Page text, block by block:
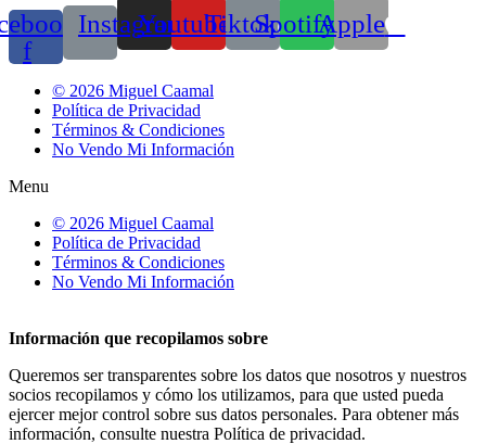
f
Instagram
YoutubeTiktokSpotifyApple
© 2026 Miguel Caamal
Política de Privacidad
Términos & Condiciones
No Vendo Mi Información
Menu
© 2026 Miguel Caamal
Política de Privacidad
Términos & Condiciones
No Vendo Mi Información
Información que recopilamos sobre
Queremos ser transparentes sobre los datos que nosotros y nuestros
socios recopilamos y cómo los utilizamos, para que usted pueda
ejercer mejor control sobre sus datos personales. Para obtener más
información, consulte nuestra Política de privacidad.